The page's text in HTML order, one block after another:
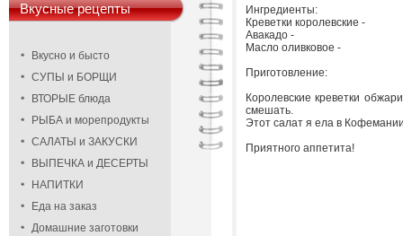
Вкусные рецепты
Вкусно и бысто
СУПЫ и БОРЩИ
ВТОРЫЕ блюда
РЫБА и морепродукты
САЛАТЫ и ЗАКУСКИ
ВЫПЕЧКА и ДЕСЕРТЫ
НАПИТКИ
Еда на заказ
Домашние заготовки
Ингредиенты:
Креветки королевские -
Авакадо -
Масло оливковое -
Приготовление:
Королевские креветки
смешать.
Этот салат я ела в
Приятного аппетита!